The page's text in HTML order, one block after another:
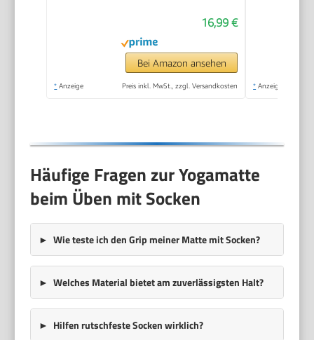
16,99 €
Bei Amazon ansehen
* Anzeige Preis inkl. MwSt., zzgl. Versandkosten * Anzeige
Häufige Fragen zur Yogamatte
beim Üben mit Socken
Wie teste ich den Grip meiner Matte mit Socken?
Welches Material bietet am zuverlässigsten Halt?
Hilfen rutschfeste Socken wirklich?